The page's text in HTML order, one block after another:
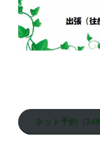
ネット予約（24